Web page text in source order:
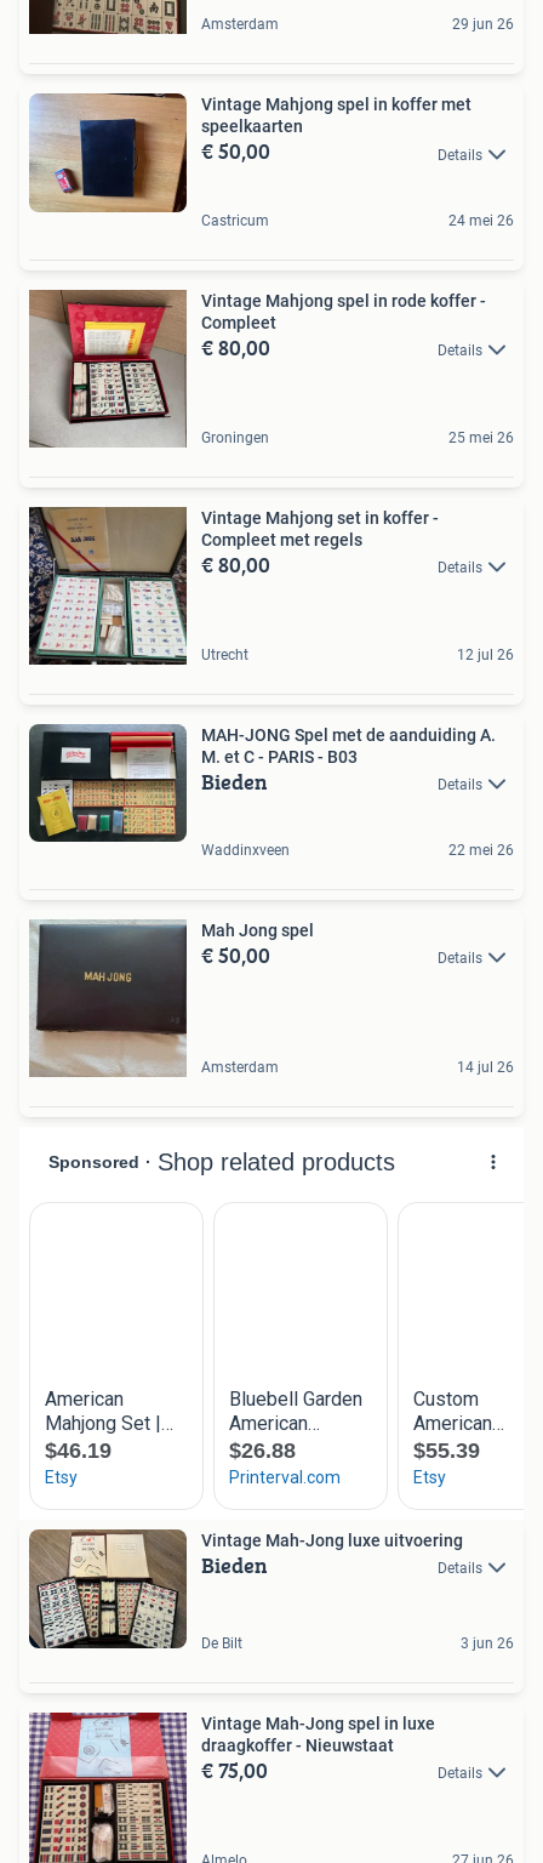
Amsterdam 29 jun 26
Vintage Mahjong spel in koffer met
speelkaarten
€ 50,00 Details
Castricum 24 mei 26
Vintage Mahjong spel in rode koffer -
Compleet
€ 80,00 Details
Groningen 25 mei 26
Vintage Mahjong set in koffer -
Compleet met regels
€ 80,00 Details
Utrecht 12 jul 26
MAH-JONG Spel met de aanduiding A.
M. et C - PARIS - B03
Bieden Details
Waddinxveen 22 mei 26
Mah Jong spel
€ 50,00 Details
Amsterdam 14 jul 26
Vintage Mah-Jong luxe uitvoering
Bieden Details
De Bilt 3 jun 26
Vintage Mah-Jong spel in luxe
draagkoffer - Nieuwstaat
€ 75,00 Details